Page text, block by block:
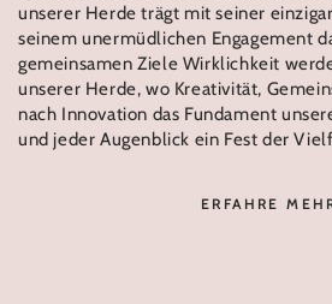
unserer Herde trägt mit seiner
seinem unermüdlichen Engagement
gemeinsamen Ziele Wirklichkeit
unserer Herde, wo Kreativität,
nach Innovation das Fundament
und jeder Augenblick ein Fest der
ERFAHRE